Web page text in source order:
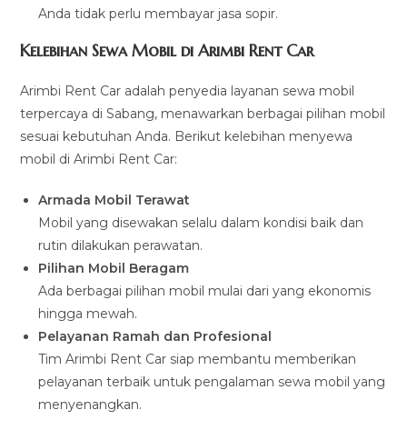
Anda tidak perlu membayar jasa sopir.
Kelebihan Sewa Mobil di Arimbi Rent Car
Arimbi Rent Car adalah penyedia layanan sewa mobil
terpercaya di Sabang, menawarkan berbagai pilihan mobil
sesuai kebutuhan Anda. Berikut kelebihan menyewa
mobil di Arimbi Rent Car:
Armada Mobil Terawat
Mobil yang disewakan selalu dalam kondisi baik dan
rutin dilakukan perawatan.
Pilihan Mobil Beragam
Ada berbagai pilihan mobil mulai dari yang ekonomis
hingga mewah.
Pelayanan Ramah dan Profesional
Tim Arimbi Rent Car siap membantu memberikan
pelayanan terbaik untuk pengalaman sewa mobil yang
menyenangkan.